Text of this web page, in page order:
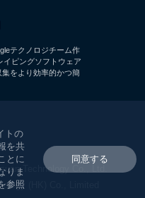
テクノロジチーム作
イピングソフトウェア
をより効率的かつ簡
Technology Co., Ltd.
(HK) Co., Limited
トの
を共
とに
りま
参照
同意する